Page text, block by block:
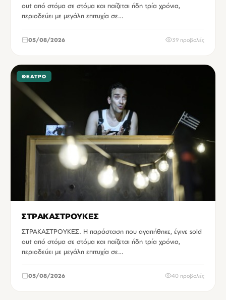
out από στόμα σε στόμα και παίζεται ήδη τρία χρόνια,
περιοδεύει με μεγάλη επιτυχία σε…
05/08/2026 39 προβολές
ΘΈΑΤΡΟ
ΣΤΡΑΚΑΣΤΡΟΥΚΕΣ
ΣΤΡΑΚΑΣΤΡΟΥΚΕΣ. Η παράσταση που αγαπήθηκε, έγινε sold
out από στόμα σε στόμα και παίζεται ήδη τρία χρόνια,
περιοδεύει με μεγάλη επιτυχία σε…
05/08/2026 40 προβολές